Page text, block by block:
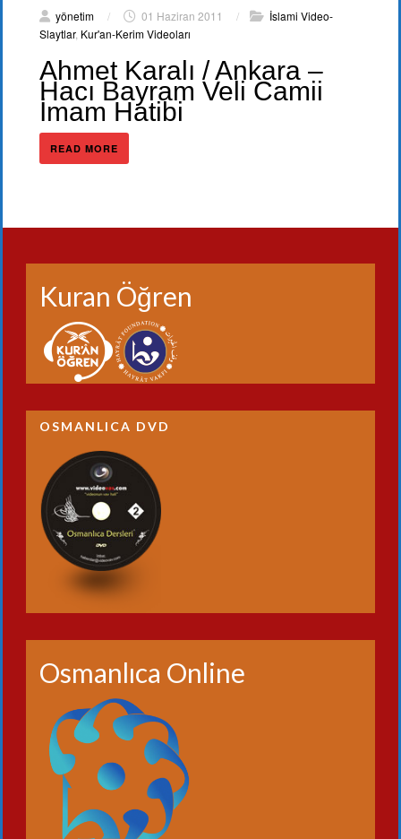
yönetim / 01 Haziran 2011 /
İslami Video-
Slaytlar, Kur'an-Kerim Videoları
Ahmet Karalı / Ankara –
Hacı Bayram Veli Camii
İmam Hatibi
READ MORE
Kuran Öğren
OSMANLICA DVD
Osmanlıca Online